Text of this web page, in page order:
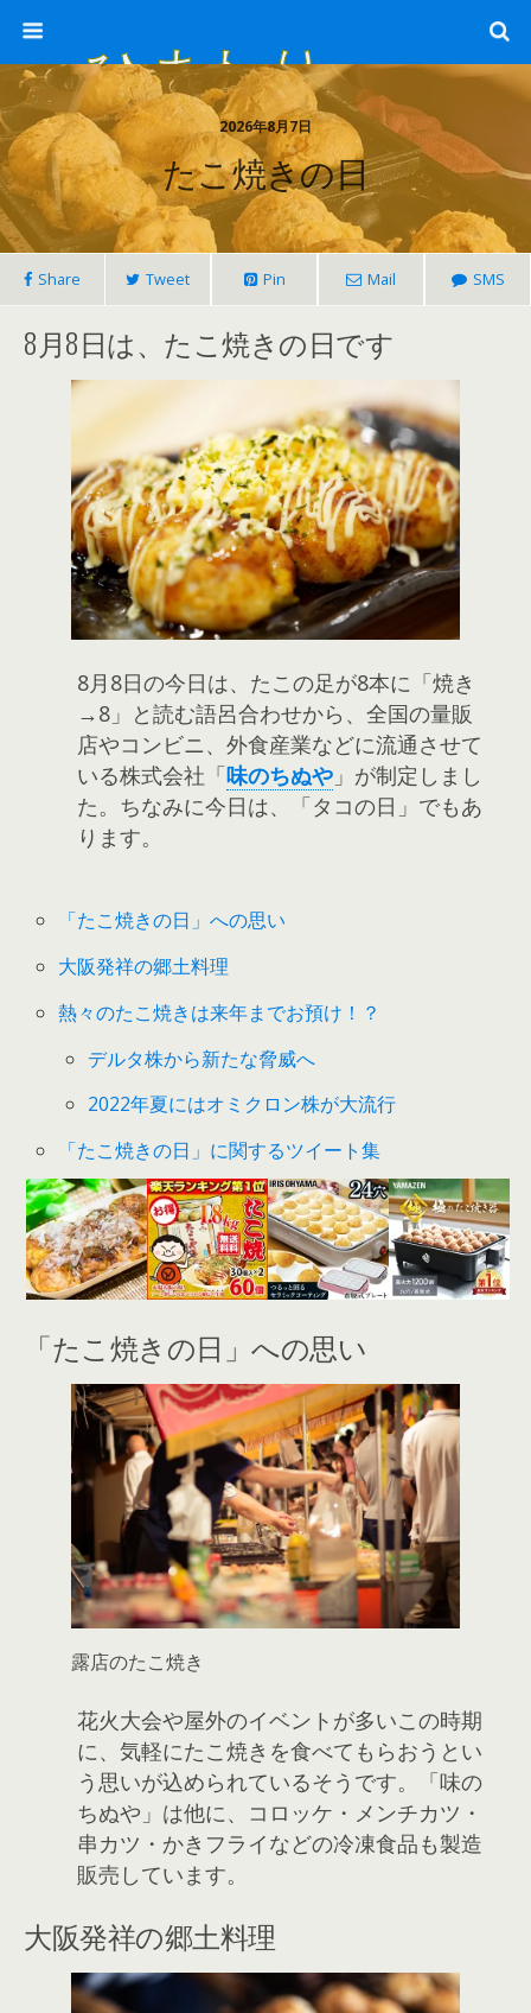
ひまわり畑 sunflower-field
2026年8月7日
たこ焼きの日
Share Tweet Pin Mail SMS
8月8日は、たこ焼きの日です
8月8日の今日は、たこの足が8本に「焼き
→8」と読む語呂合わせから、全国の量販
店やコンビニ、外食産業などに流通させて
いる株式会社「味のちぬや 」が制定しまし
た。ちなみに今日は、「タコの日」でもあ
ります。
「たこ焼きの日」への思い
大阪発祥の郷土料理
熱々のたこ焼きは来年までお預け！？
デルタ株から新たな脅威へ
2022年夏にはオミクロン株が大流行
「たこ焼きの日」に関するツイート集
「たこ焼きの日」への思い
露店のたこ焼き
花火大会や屋外のイベントが多いこの時期
に、気軽にたこ焼きを食べてもらおうとい
う思いが込められているそうです。「味の
ちぬや」は他に、コロッケ・メンチカツ・
串カツ・かきフライなどの冷凍食品も製造
販売しています。
大阪発祥の郷土料理